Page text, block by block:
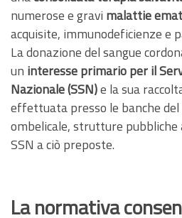
numerose e gravi malattie
acquisite, immunodeficienze e
La donazione del sangue
un interesse primario per il
Nazionale (SSN)e la sua
effettuata presso le banche del
ombelicale, strutture pubbliche
SSN a ciò preposte.
La normativa